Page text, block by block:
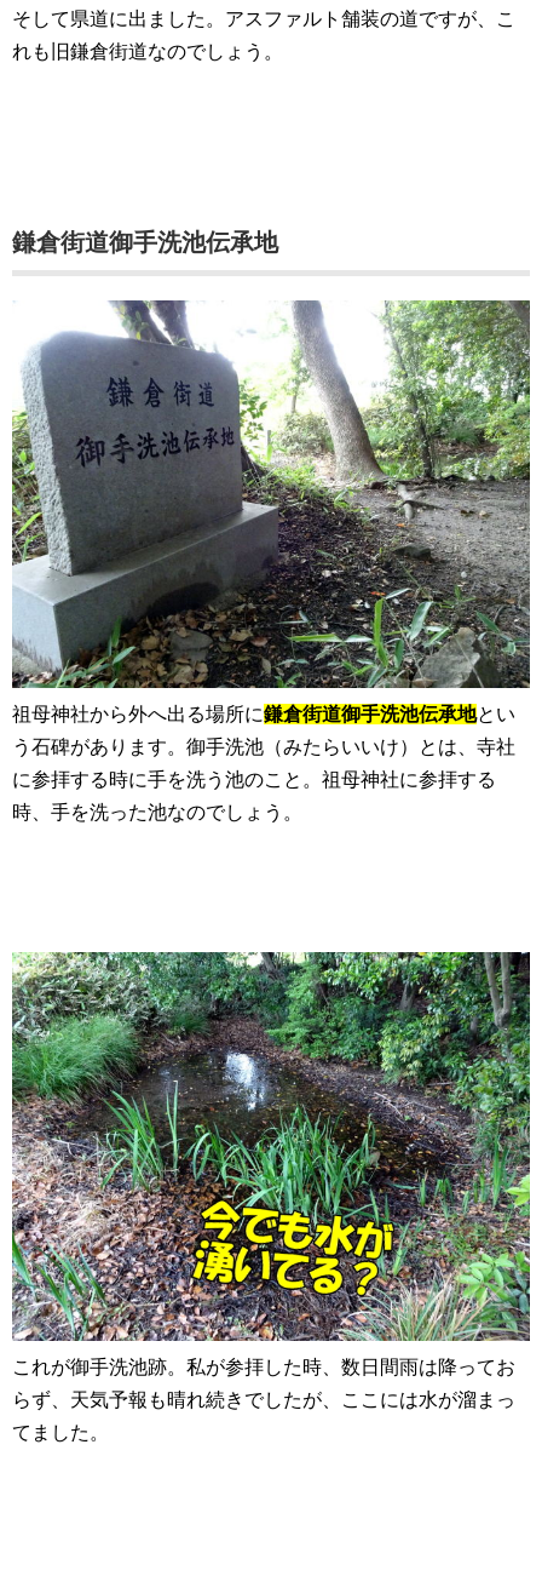
そして県道に出ました。アスファルト舗装の道ですが、こ
れも旧鎌倉街道なのでしょう。
鎌倉街道御手洗池伝承地
祖母神社から外へ出る場所に鎌倉街道御手洗池伝承地とい
う石碑があります。御手洗池（みたらいいけ）とは、寺社
に参拝する時に手を洗う池のこと。祖母神社に参拝する
時、手を洗った池なのでしょう。
これが御手洗池跡。私が参拝した時、数日間雨は降ってお
らず、天気予報も晴れ続きでしたが、ここには水が溜まっ
てました。